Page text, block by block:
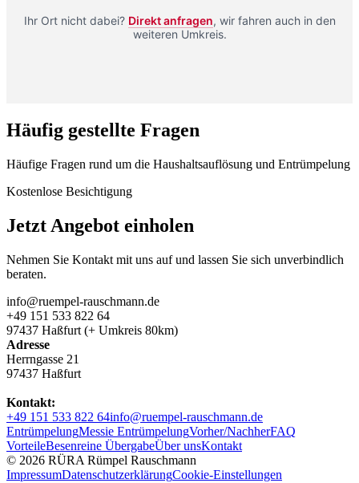
Ihr Ort nicht dabei? Direkt anfragen, wir fahren auch in den
weiteren Umkreis.
Häufig gestellte Fragen
Häufige Fragen rund um die Haushaltsauflösung und Entrümpelung
Kostenlose Besichtigung
Jetzt Angebot einholen
Nehmen Sie Kontakt mit uns auf und lassen Sie sich unverbindlich
beraten.
info@ruempel-rauschmann.de
+49 151 533 822 64
97437 Haßfurt (+ Umkreis 80km)
Adresse
Herrngasse 21
97437 Haßfurt
Kontakt:
+49 151 533 822 64info@ruempel-rauschmann.de
EntrümpelungMessie EntrümpelungVorher/NachherFAQ
VorteileBesenreine ÜbergabeÜber unsKontakt
© 2026 RÜRA Rümpel Rauschmann
ImpressumDatenschutzerklärungCookie-Einstellungen